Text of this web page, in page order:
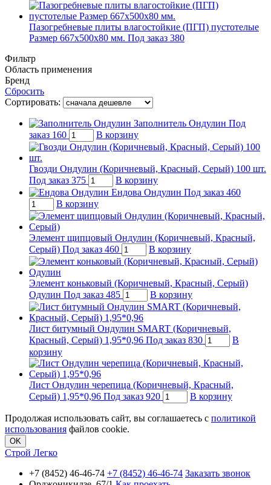
Пазогребневые плиты влагостойкие (ПГП) пустотелые
Размер 667x500x80 мм. Под заказ 380
Фильтр
Область применения
Бренд
Сбросить
Сортировать:
Заполнитель Ондулин Под
заказ 160 В корзину
Гвозди Ондулин (Коричневый, Красный, Серый) 100 шт.
Под заказ 375
В корзину
Ендова Ондулин Под заказ 460
В корзину
Элемент щипцовый Ондулин (Коричневый, Красный,
Серый) Под заказ 460 В корзину
Элемент коньковый (Коричневый, Красный, Серый)
Одулин Под заказ 485 В корзину
Лист битумный Ондулин SMART (Коричневый,
Красный, Серый) 1,95*0,96 Под заказ 830
В
корзину
Лист Ондулин черепица (Коричневый, Красный,
Серый) 1,95*0,96 Под заказ 920 В корзину
Продолжая использовать сайт, вы соглашаетесь с политикой
использования файлов cookie.
OK
Строй Легко
+7 (8452) 46-46-74 +7 (8452) 46-46-74 Заказать звонок